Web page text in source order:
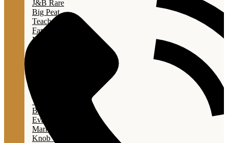
J&B Rare
Big Peat
Teacher's
Famous Grouse
Monkey Shouder
Wild Turkey
Bulleit Bourbon
Evan Williams
Marker's Mark
Knob Creek